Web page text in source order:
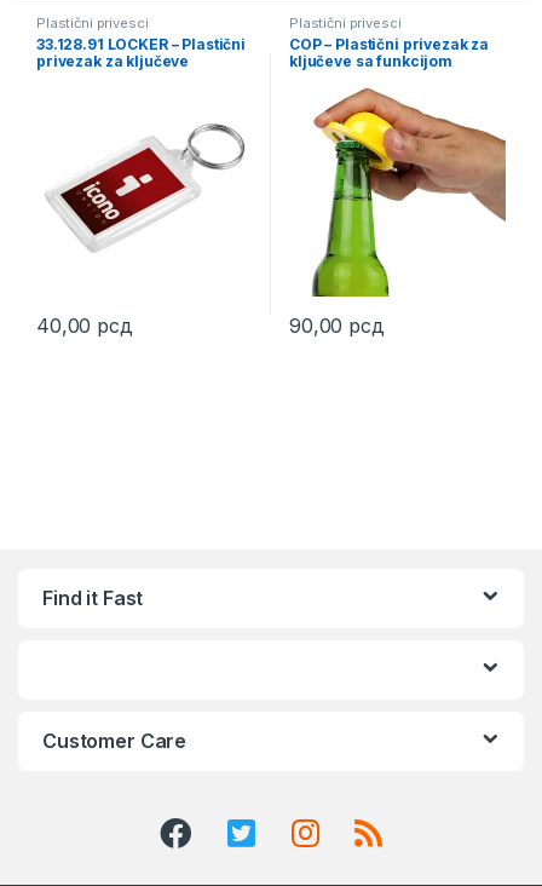
Plastični privesci
33.128.91 LOCKER – Plastični
privezak za ključeve
40,00 рсд
Plastični privesci
COP – Plastični privezak za
ključeve sa funkcijom
90,00 рсд
This product has multiple
Find it Fast
Customer Care